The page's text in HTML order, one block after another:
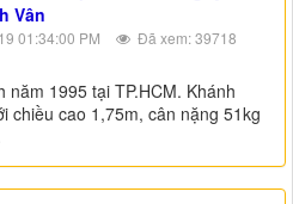
Vân
01:34:00 PM
Đã xem: 39718
năm 1995 tại TP.HCM. Khánh
chiều cao 1,75m, cân nặng 51kg